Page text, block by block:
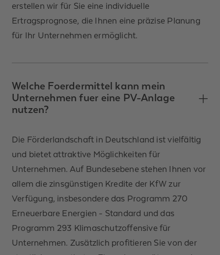
erstellen wir für Sie eine individuelle
Ertragsprognose, die Ihnen eine präzise Planung
für Ihr Unternehmen ermöglicht.
Welche Foerdermittel kann mein
Unternehmen fuer eine PV-Anlage
nutzen?
Die Förderlandschaft in Deutschland ist vielfältig
und bietet attraktive Möglichkeiten für
Unternehmen. Auf Bundesebene stehen Ihnen vor
allem die zinsgünstigen Kredite der KfW zur
Verfügung, insbesondere das Programm 270
Erneuerbare Energien - Standard und das
Programm 293 Klimaschutzoffensive für
Unternehmen. Zusätzlich profitieren Sie von der